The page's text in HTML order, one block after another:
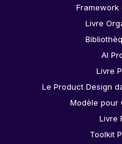
Framework
Livre
AI
Livre
Le Product Design
Modèle pour
Livre
Toolkit